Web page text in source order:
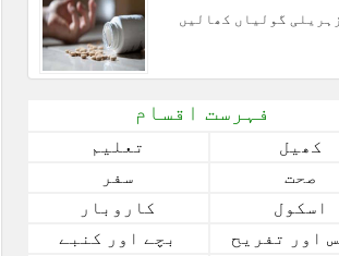
گولیاں کھالیں
فہرست اقسام
کھیل
تعلیم
صحت
سفر
اسکول
کاروبار
اور تفریح
بچے اور کنبے